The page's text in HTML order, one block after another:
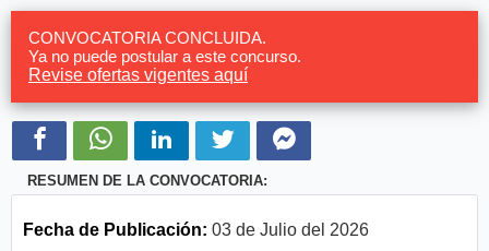
CONVOCATORIA CONCLUIDA.
Ya no puede postular a este concurso.
Revise ofertas vigentes aquí
RESUMEN DE LA CONVOCATORIA:
Fecha de Publicación: 03 de Julio del 2026